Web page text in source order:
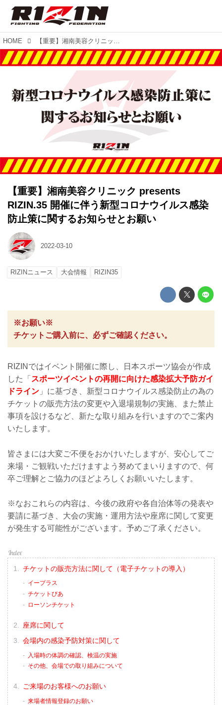
HOME 【重要】湘南美容クリニック presents RIZIN.35 開催に伴う新型コロナウイルス感染防止策に関するお知らせとお願い
【重要】湘南美容クリニック presents
RIZIN.35 開催に伴う新型コロナウイルス感染
防止策に関するお知らせとお願い
2022-03-10
RIZINニュース 大会情報 RIZIN35
※お願い※
チケットご購入前に、必ずご確認ください。
RIZINではイベント開催に際し、日本スポーツ協会が作成
した「 スポーツイベントの再開に向けた感染拡大予防ガイ
ドライン 」に基づき、新型コロナウイルス感染防止の為の
チケットの販売方法の変更や入退場規制の実施、また禁止
事項を設けるなど、新たな取り組みを行いますのでご案内
いたします。
皆さまには大変ご不便をおかけいたしますが、安心してご
来場・ご観戦いただけますよう努めてまいりますので、何
卒ご理解とご協力のほどよろしくお願いいたします。
※なおこれらの内容は、今後の政府や各自治体等の発表や
要請に基づき、大会の実施・運用方法や座席に関して変更
が発生する可能性がございます。予めご了承ください。
チケットの販売方法に関して（電子チケットの導入）
イープラス
チケットぴあ
ローソンチケット
座席に関して
会場内の感染予防対策に関して
入場時の体調の確認、検温の実施
その他、会場での取り組みについて
ご来場のお客様へのお願い
来場者情報登録のお願い